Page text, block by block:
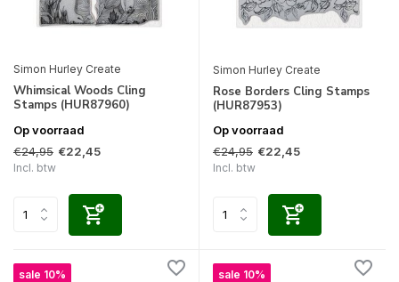
Simon Hurley Create
Whimsical Woods Cling
Stamps (HUR87960)
Op voorraad
€24,95 €22,45
Incl. btw
Simon Hurley Create
Rose Borders Cling Stamps
(HUR87953)
Op voorraad
€24,95 €22,45
Incl. btw
sale 10% sale 10%